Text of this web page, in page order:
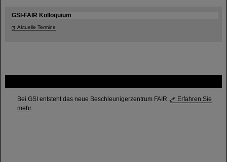
Bei GSI entsteht das neue Beschleunigerzentrum FAIR.
Erfahren Sie
mehr.
GSI-FAIR Kolloquium
Aktuelle Termine